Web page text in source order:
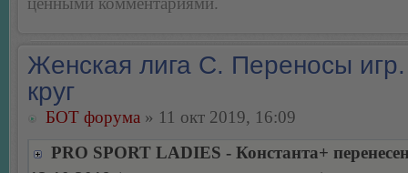
Женская лига С. Переносы
круг
БОТ форума » 11 окт 2019, 16:09
PRO SPORT LADIES - Константа+